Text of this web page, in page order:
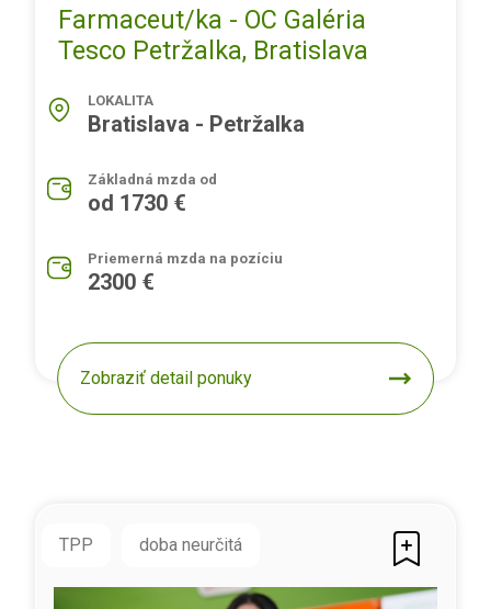
Farmaceut/ka - OC Galéria
Tesco Petržalka, Bratislava
LOKALITA
Bratislava - Petržalka
Základná mzda od
od 1730 €
Priemerná mzda na pozíciu
2300 €
Zobraziť detail ponuky
TPP doba neurčitá